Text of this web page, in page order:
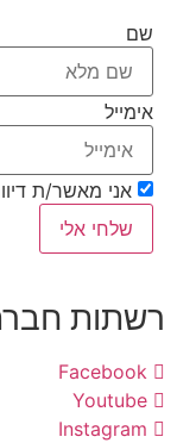
שם
אימייל
אני מאשר/ת
שלחי אלי
רשתות
Facebook
Youtube
Instagram